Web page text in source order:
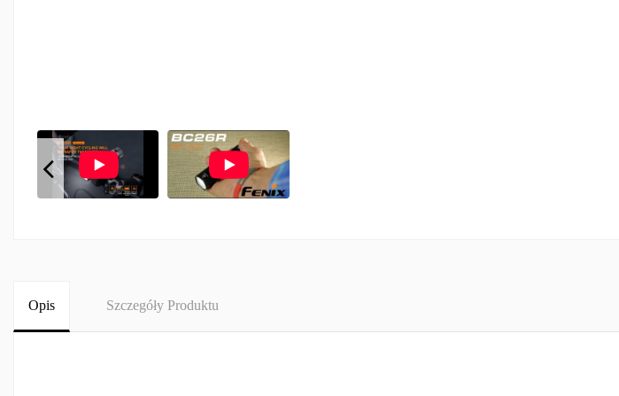
Opis Szczegóły Produktu